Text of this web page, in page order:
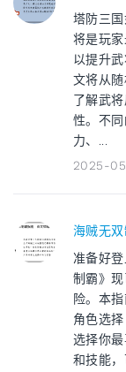
塔防三
将是玩
以提升
文将从
了解武
性。不
力、...
2025-
海贼无
准备好
制霸》
险。本
角色选
选择你
和技能